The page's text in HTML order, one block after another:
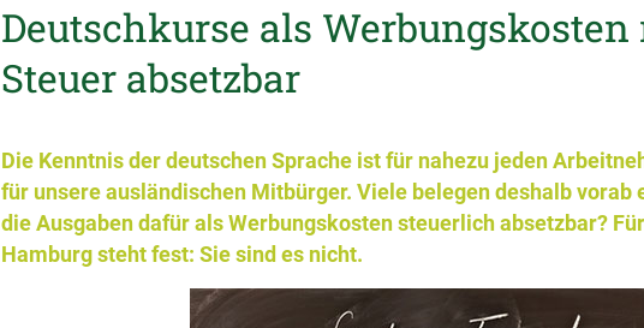
Deutschkurse als
Steuer absetzbar
Die Kenntnis der deutschen Sprache ist für nahezu jeden
für unsere ausländischen Mitbürger. Viele belegen deshalb vorab
die Ausgaben dafür als Werbungskosten steuerlich absetzbar?
Hamburg steht fest: Sie sind es nicht.